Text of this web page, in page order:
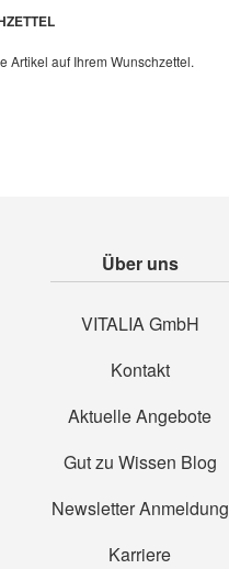
Artikel auf Ihrem Wunschzettel.
Über uns
VITALIA GmbH
Kontakt
Aktuelle Angebote
Gut zu Wissen Blog
Newsletter Anmeldung
Karriere